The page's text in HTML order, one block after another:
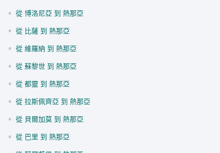
• 從 博洛尼亞 到 熱那亞
• 從 比薩 到 熱那亞
• 從 維羅納 到 熱那亞
• 從 蘇黎世 到 熱那亞
• 從 都靈 到 熱那亞
• 從 拉斯佩齊亞 到 熱那亞
• 從 貝爾加莫 到 熱那亞
• 從 巴里 到 熱那亞